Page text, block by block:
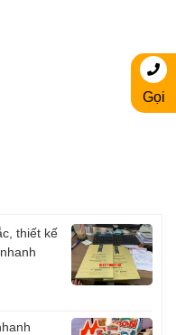
thiết kế
Gọi